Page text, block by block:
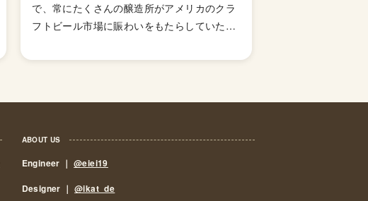
で、常にたくさんの醸造所がアメリカのクラ
フトビール市場に賑わいをもたらしていた訳
た。 当時、アメリカのビール醸造所の数は
解禁の影響も受け、何千人もの人々が個人消
費のためにビールの自家醸造を始めていまし
ABOUT US
Engineer ｜@eiei19
Designer ｜@ikat_de